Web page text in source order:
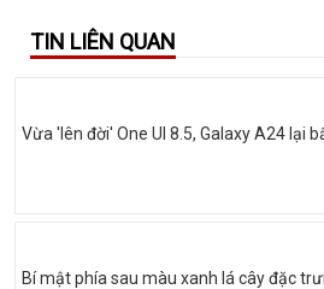
TIN LIÊN QUAN
Vừa 'lên đời' One UI 8.5, Galaxy A24 lại
Bí mật phía sau màu xanh lá cây đặc